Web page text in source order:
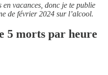
en vacances, donc je te publie
de février 2024 sur l’alcool.
5 morts par heure